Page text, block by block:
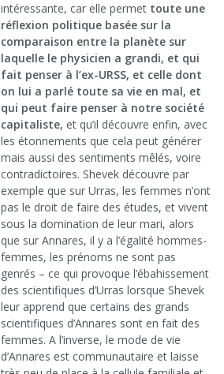
intéressante, car elle permet toute une
réflexion politique basée sur la
comparaison entre la planète sur
laquelle le physicien a grandi, et qui
fait penser à l’ex-URSS, et celle dont
on lui a parlé toute sa vie en mal, et
qui peut faire penser à notre société
capitaliste, et qu’il découvre enfin, avec
les étonnements que cela peut générer
mais aussi des sentiments mêlés, voire
contradictoires. Shevek découvre par
exemple que sur Urras, les femmes n’ont
pas le droit de faire des études, et vivent
sous la domination de leur mari, alors
que sur Annares, il y a l’égalité hommes-
femmes, les prénoms ne sont pas
genrés – ce qui provoque l’ébahissement
des scientifiques d’Urras lorsque Shevek
leur apprend que certains des grands
scientifiques d’Annares sont en fait des
femmes. A l’inverse, le mode de vie
d’Annares est communautaire et laisse